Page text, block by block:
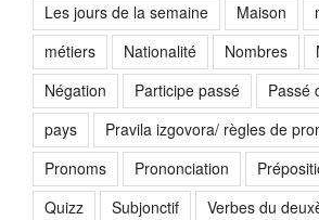
Les jours de la semaine
Maison
métiers
Nationalité Nombres
Négation
Participe passé
Passé
pays
Pravila izgovora/ règles de
Pronoms
Prononciation
Quizz
Subjonctif
Verbes du